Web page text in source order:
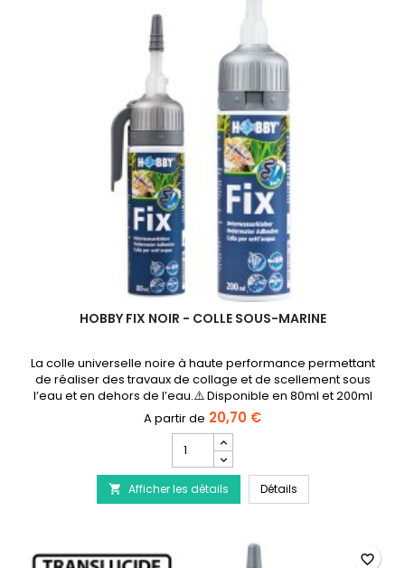
HOBBY FIX NOIR - COLLE SOUS-MARINE
La colle universelle noire à haute performance permettant
de réaliser des travaux de collage et de scellement sous
l’eau et en dehors de l’eau.⚠️ Disponible en 80ml et 200ml
20,70 €
quantité
du
produit
HOBBY
-
 Afficher les détails DétailsHOBBY Fix Noir -
favorite_border